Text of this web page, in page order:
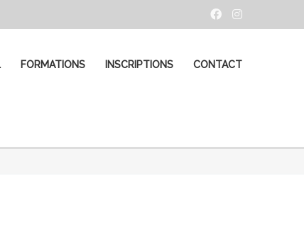
FORMATIONS INSCRIPTIONS CONTACT